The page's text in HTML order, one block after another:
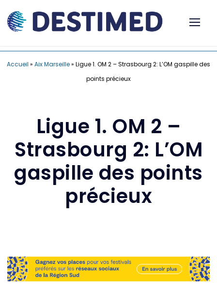
Accueil » Aix Marseille» Ligue 1. OM 2 – Strasbourg 2: L’OM gaspille des
points précieux
Ligue 1. OM 2 –
Strasbourg 2: L’OM
gaspille des points
précieux